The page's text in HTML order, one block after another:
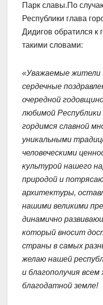
Парк славы.По
Республики глава
Дидигов обратился к
такими словами:
«Уважаемые жители
сердечные
очередной
любимой
гордимся славной
уникальными
человеческими
культурой нашего
природой и
архитектуры,
нашими великими
динамично
который вносит
страны в самых
желаю нашей
и благополучия всем
благодатной земле!